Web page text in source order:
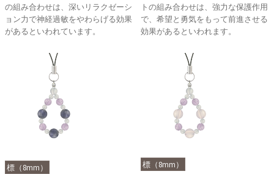
の組み合わせは、深いリラクゼーシ
ョン力で神経過敏をやわらげる効果
があるといわれています。
トの組み合わせは、強力な保護作用
で、希望と勇気をもって前進させる
効果があるといわれます。
標（8mm） 標（8mm）